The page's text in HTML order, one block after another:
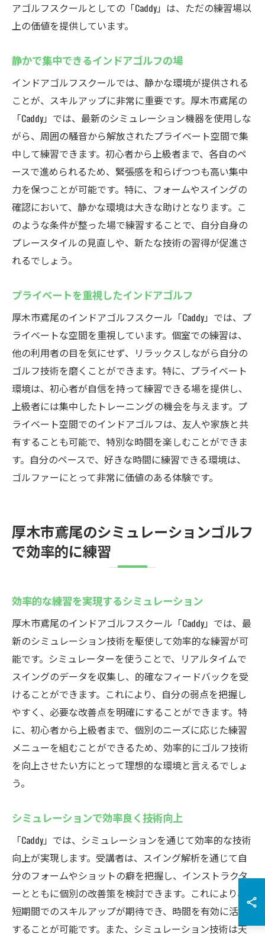
アゴルフスクールとしての「Caddy」は、ただの練習場以
上の価値を提供しています。
静かで集中できるインドアゴルフの場
インドアゴルフスクールでは、静かな環境が提供される
ことが、スキルアップに非常に重要です。厚木市鳶尾の
「Caddy」では、最新のシミュレーション機器を使用しな
がら、周囲の騒音から解放されたプライベート空間で集
中して練習できます。初心者から上級者まで、各自のペ
ースで進められるため、緊張感を和らげつつも高い集中
力を保つことが可能です。特に、フォームやスイングの
確認において、静かな環境は大きな助けとなります。こ
のような条件が整った場で練習することで、自分自身の
プレースタイルの見直しや、新たな技術の習得が促進さ
れるでしょう。
プライベートを重視したインドアゴルフ
厚木市鳶尾のインドアゴルフスクール「Caddy」では、プ
ライベートな空間を重視しています。個室での練習は、
他の利用者の目を気にせず、リラックスしながら自分の
ゴルフ技術を磨くことができます。特に、プライベート
環境は、初心者が自信を持って練習できる場を提供し、
上級者には集中したトレーニングの機会を与えます。プ
ライベート空間でのインドアゴルフは、友人や家族と共
有することも可能で、特別な時間を楽しむことができま
す。自分のペースで、好きな時間に練習できる環境は、
ゴルファーにとって非常に価値のある体験です。
厚木市鳶尾のシミュレーションゴルフ
で効率的に練習
効率的な練習を実現するシミュレーション
厚木市鳶尾のインドアゴルフスクール「Caddy」では、最
新のシミュレーション技術を駆使して効率的な練習が可
能です。シミュレーターを使うことで、リアルタイムで
スイングのデータを収集し、的確なフィードバックを受
けることができます。これにより、自分の弱点を把握し
やすく、必要な改善点を明確にすることができます。特
に、初心者から上級者まで、個別のニーズに応じた練習
メニューを組むことができるため、効率的にゴルフ技術
を向上させたい方にとって理想的な環境と言えるでしょ
う。
シミュレーションで効率良く技術向上
「Caddy」では、シミュレーションを通じて効率的な技術
向上が実現します。受講者は、スイング解析を通じて自
分のフォームやショットの癖を把握し、インストラクタ
ーとともに個別の改善策を検討できます。これにより、
短期間でのスキルアップが期待でき、時間を有効に活用
することが可能です。また、シミュレーション技術は天